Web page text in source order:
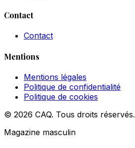
Contact
Contact
Mentions
Mentions légales
Politique de confidentialité
Politique de cookies
© 2026 CAQ. Tous droits réservés.
Magazine masculin